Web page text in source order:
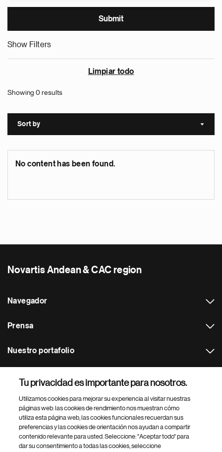
Show Filters
Limpiar todo
Showing 0 results
Sort by Sort
No content has been found.
Novartis Andean & CAC region
Navegador
Prensa
Nuestro portafolio
Footer Site Search
Tu privacidad es importante para nosotros.
Utilizamos cookies para mejorar su experiencia al visitar nuestras
páginas web: las cookies de rendimiento nos muestran cómo
utiliza esta página web, las cookies funcionales recuerdan sus
preferencias y las cookies de orientación nos ayudan a compartir
contenido relevante para usted. Seleccione: "Aceptar todo" para
dar su consentimiento a todas las cookies, seleccione